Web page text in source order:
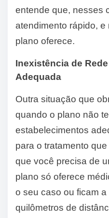
entende que, nesses
atendimento rápido, e
plano oferece.
Inexistência de
Adequada
Outra situação que
quando o plano não
estabelecimentos
para o tratamento
que você precisa de
plano só oferece
o seu caso ou ficam
quilômetros de